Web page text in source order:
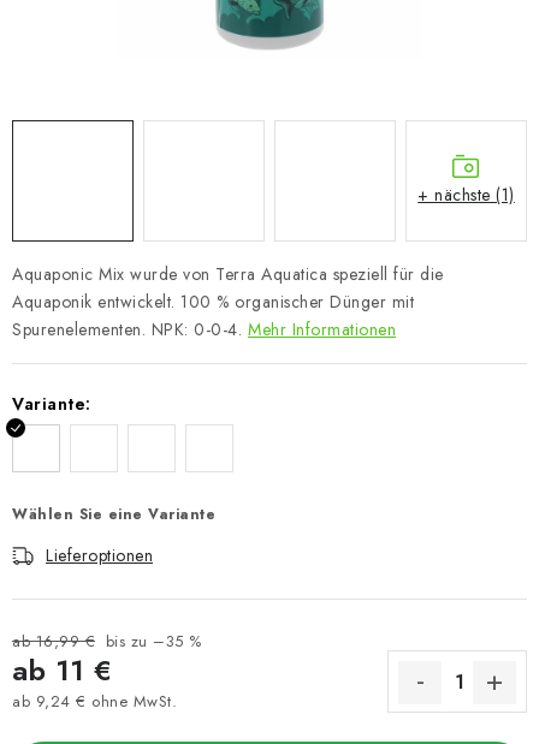
Aquaponic Mix wurde von Terra Aquatica speziell für die
Aquaponik entwickelt. 100 % organischer Dünger mit
Spurenelementen. NPK: 0-0-4. Mehr Informationen
Variante:
Wählen Sie eine Variante
Lieferoptionen
ab 16,99 € bis zu –35 %
ab 11 €
ab 9,24 € ohne MwSt.
+ nächste (1)